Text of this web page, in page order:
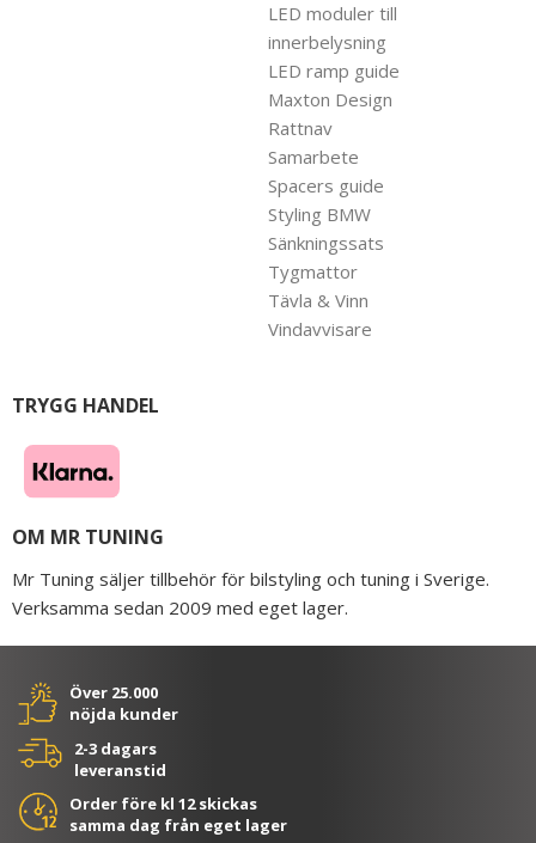
LED moduler till
innerbelysning
LED ramp guide
Maxton Design
Rattnav
Samarbete
Spacers guide
Styling BMW
Sänkningssats
Tygmattor
Tävla & Vinn
Vindavvisare
TRYGG HANDEL
OM MR TUNING
Mr Tuning säljer tillbehör för bilstyling och tuning i Sverige.
Verksamma sedan 2009 med eget lager.
Över 25.000
nöjda kunder
2-3 dagars
leveranstid
Order före kl 12 skickas
samma dag från eget lager